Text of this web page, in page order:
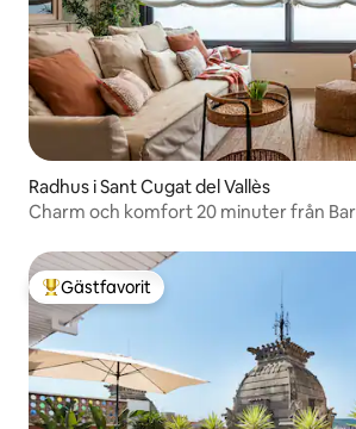
Radhus i Sant Cugat del Vallès
Charm och komfort 20 minuter från
Populär gästfavorit
Gästfavorit